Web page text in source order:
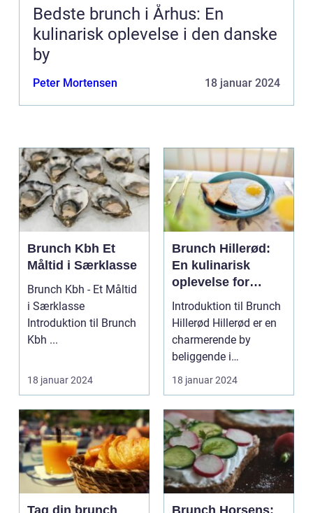
Bedste brunch i Århus: En
kulinarisk oplevelse i den danske
by
Peter Mortensen 18 januar 2024
Brunch Kbh Et
Måltid i Særklasse
Brunch Kbh - Et Måltid
i Særklasse
Introduktion til Brunch
Kbh ...
18 januar 2024
Brunch Hillerød:
En kulinarisk
oplevelse for
eventyrlystne
rejsende og
backpackere
Introduktion til Brunch
Hillerød Hillerød er en
charmerende by
beliggende i
Nordsjælland,
Danmark. D...
18 januar 2024